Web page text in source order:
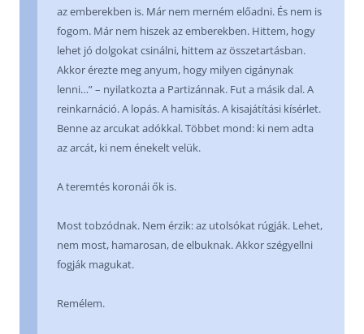
az emberekben is. Már nem merném előadni. És nem is
fogom. Már nem hiszek az emberekben. Hittem, hogy
lehet jó dolgokat csinálni, hittem az összetartásban.
Akkor érezte meg anyum, hogy milyen cigánynak
lenni…” – nyilatkozta a Partizánnak. Fut a másik dal. A
reinkarnáció. A lopás. A hamisítás. A kisajátítási kísérlet.
Benne az arcukat adókkal. Többet mond: ki nem adta
az arcát, ki nem énekelt velük.
A teremtés koronái ők is.
Most tobzódnak. Nem érzik: az utolsókat rúgják. Lehet,
nem most, hamarosan, de elbuknak. Akkor szégyellni
fogják magukat.
Remélem.